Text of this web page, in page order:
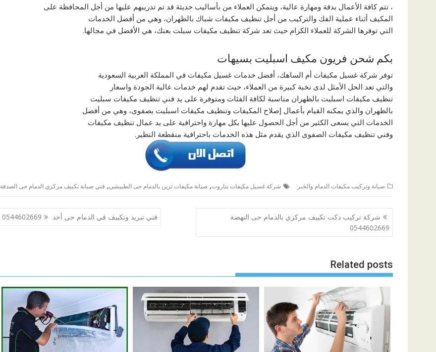
، تتم كافة الأعمال بدقة ومهارة عالية، ويتمكن العملاء من بأساليب حديثة قد تم تدريبهم عليها من أجل المحافظة على
المكيف أثناء عملية الفك والتركيب من أجل تنظيف مكيفات شباك بالظهران، وهي من أفضل الخدمات
التي توفرها الشركة للعملاء الكرام حيث تعد شركة تنظيف مكيفات سبلت بعنك، هي الأفضل في مجالها.
بكم شحن فريون مكيف اسبليت بسيهات
توفر شركة غسيل مكيفات أم الساهك، أفضل خدمات غسيل مكيفات في المملكة العربية السعودية
والتي تعد الحل الأمثل لدى نخبة كبيرة من العملاء، حيث تقدم لهم خدمات عالية الجودة واسعار
تنظيف مكيفات اسبليت بالظهران مناسبة لكافة الفئات ومتوفرة على يد فني تنظيف مكيفات سبليت
بالظهران والذي يمكنه القيام بأعمال إصلاح المكيفات وتنظيف مكيفات اسبليت بصفوى، وهي من أفضل
الخدمات التي يسعى الكثير من أجل الحصول عليها بكل مهارة واحترافية على يد عمال تنظيف مكيفات
وفني تنظيف مكيفات الصفوى الذي يقدم مثل هذه الخدمات باحترافية منقطعة النظير.
صيانة وتركيب مكيفات الدمام والخبر شركة غسيل مكيفات بتاروت, صيانة مكيفات ترين بالدمام حى الطبيشي, فني صیانة تكییف مركزي الدمام حى الصدفة
تصفّح
المقالات
شركة تركيب دكت تكييف مركزي بالدمام حى النهضة
0544602669
فني تبريد وتكييف في الدمام حى أحد 0544602669
Related posts